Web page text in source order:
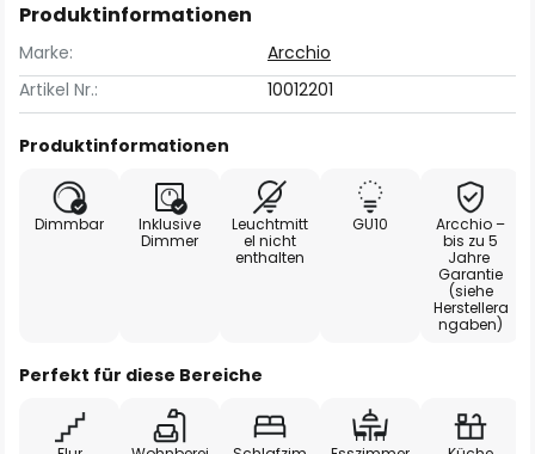
Produktinformationen
Marke:
Arcchio
Artikel Nr.:
10012201
Produktinformationen
Dimmbar
Inklusive
Dimmer
Leuchtmitt
el nicht
enthalten
GU10
Arcchio –
bis zu 5
Jahre
Garantie
(siehe
Herstellera
ngaben)
Perfekt für diese Bereiche